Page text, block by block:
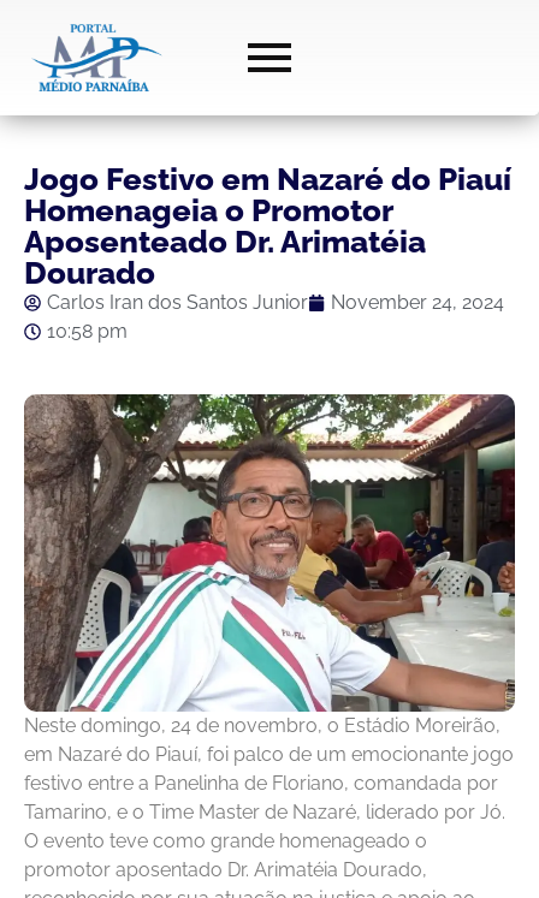
Jogo Festivo em Nazaré do Piauí
Homenageia o Promotor
Aposenteado Dr. Arimatéia
Dourado
Carlos Iran dos Santos Junior
November 24, 2024
10:58 pm
Neste domingo, 24 de novembro, o Estádio Moreirão,
em Nazaré do Piauí, foi palco de um emocionante jogo
festivo entre a Panelinha de Floriano, comandada por
Tamarino, e o Time Master de Nazaré, liderado por Jó.
O evento teve como grande homenageado o
promotor aposentado Dr. Arimatéia Dourado,